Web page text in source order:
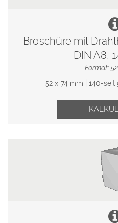
Broschüre mit
DIN A8,
Format:
52 x 74 mm | 140-